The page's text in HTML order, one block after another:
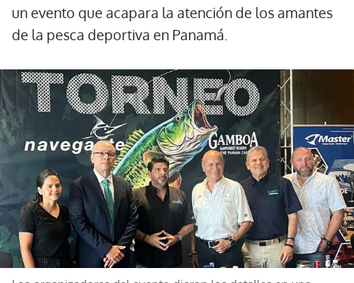
un evento que acapara la atención de los amantes
de la pesca deportiva en Panamá.